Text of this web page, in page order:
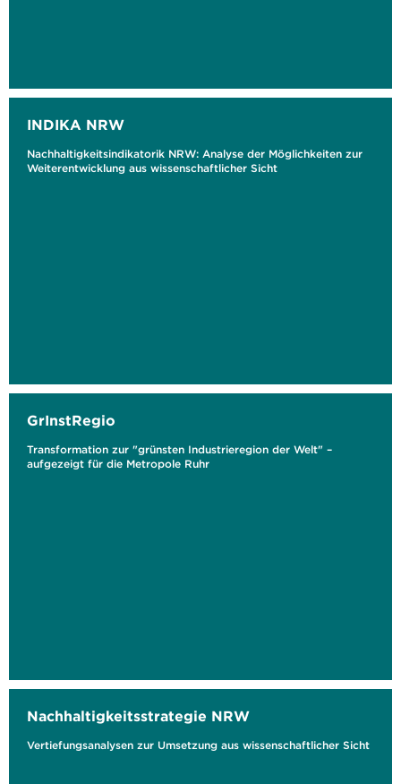
INDIKA NRW
Nachhaltigkeitsindikatorik NRW: Analyse der Möglichkeiten zur
Weiterentwicklung aus wissenschaftlicher Sicht
GrInstRegio
Transformation zur "grünsten Industrieregion der Welt" –
aufgezeigt für die Metropole Ruhr
Nachhaltigkeitsstrategie NRW
Vertiefungsanalysen zur Umsetzung aus wissenschaftlicher Sicht